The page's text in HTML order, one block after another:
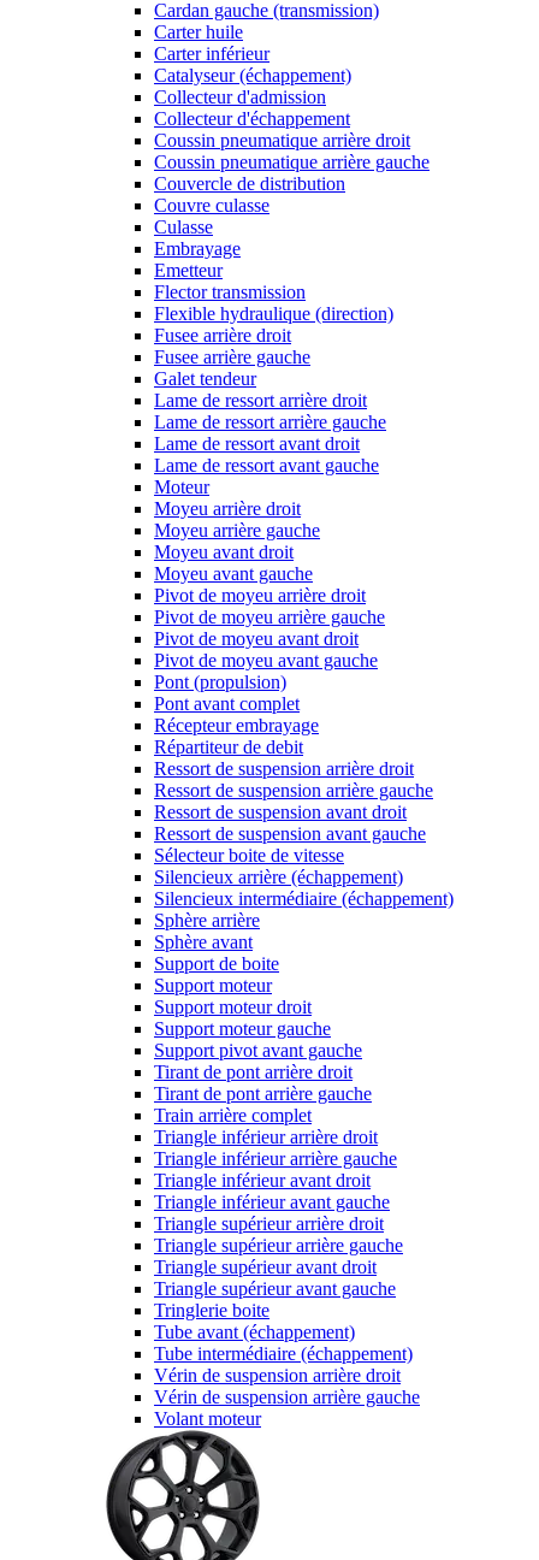
Cardan gauche (transmission)
Carter huile
Carter inférieur
Catalyseur (échappement)
Collecteur d'admission
Collecteur d'échappement
Coussin pneumatique arrière droit
Coussin pneumatique arrière gauche
Couvercle de distribution
Couvre culasse
Culasse
Embrayage
Emetteur
Flector transmission
Flexible hydraulique (direction)
Fusee arrière droit
Fusee arrière gauche
Galet tendeur
Lame de ressort arrière droit
Lame de ressort arrière gauche
Lame de ressort avant droit
Lame de ressort avant gauche
Moteur
Moyeu arrière droit
Moyeu arrière gauche
Moyeu avant droit
Moyeu avant gauche
Pivot de moyeu arrière droit
Pivot de moyeu arrière gauche
Pivot de moyeu avant droit
Pivot de moyeu avant gauche
Pont (propulsion)
Pont avant complet
Récepteur embrayage
Répartiteur de debit
Ressort de suspension arrière droit
Ressort de suspension arrière gauche
Ressort de suspension avant droit
Ressort de suspension avant gauche
Sélecteur boite de vitesse
Silencieux arrière (échappement)
Silencieux intermédiaire (échappement)
Sphère arrière
Sphère avant
Support de boite
Support moteur
Support moteur droit
Support moteur gauche
Support pivot avant gauche
Tirant de pont arrière droit
Tirant de pont arrière gauche
Train arrière complet
Triangle inférieur arrière droit
Triangle inférieur arrière gauche
Triangle inférieur avant droit
Triangle inférieur avant gauche
Triangle supérieur arrière droit
Triangle supérieur arrière gauche
Triangle supérieur avant droit
Triangle supérieur avant gauche
Tringlerie boite
Tube avant (échappement)
Tube intermédiaire (échappement)
Vérin de suspension arrière droit
Vérin de suspension arrière gauche
Volant moteur